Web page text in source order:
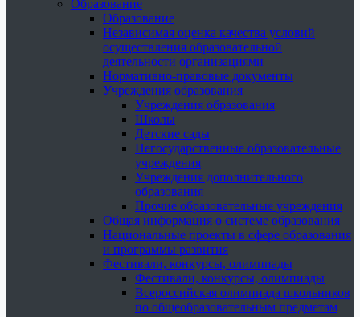
Образование
Образование
Независимая оценка качества условий
осуществления образовательной
деятельности организациями
Нормативно-правовые документы
Учреждения образования
Учреждения образования
Школы
Детские сады
Негосударственные образовательные
учреждения
Учреждения дополнительного
образования
Прочие образовательные учреждения
Общая информация о системе образования
Национальные проекты в сфере образования
и программы развития
Фестивали, конкурсы, олимпиады
Фестивали, конкурсы, олимпиады
Всероссийская олимпиада школьников
по общеобразовательным предметам